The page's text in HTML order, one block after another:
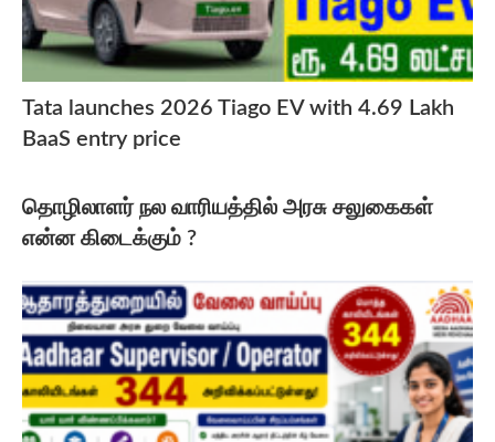
Tata launches 2026 Tiago EV with 4.69 Lakh
BaaS entry price
தொழிலாளர் நல வாரியத்தில் அரசு சலுகைகள்
என்ன கிடைக்கும் ?